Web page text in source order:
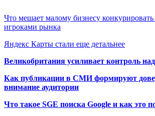
Что мешает малому бизнесу
игроками рынка
Яндекс Карты стали еще детальнее
Великобритания усиливает контроль
Как публикации в СМИ формируют
внимание аудитории
Что такое SGE поиска Google и как это